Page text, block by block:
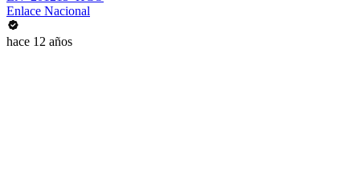
Enlace Nacional
hace 12 años